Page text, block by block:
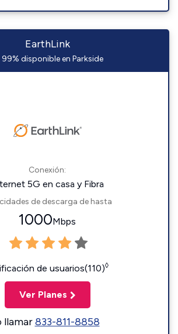
EarthLink
99% disponible en Parkside
Conexión:
5G en casa y Fibra
de descarga de hasta
1000Mbps
de usuarios(110)◊
Ver Planes
llamar833-811-8858